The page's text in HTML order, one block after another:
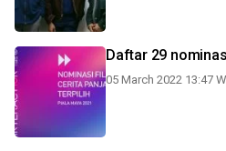
Daftar 29
05 March 2022 13:47